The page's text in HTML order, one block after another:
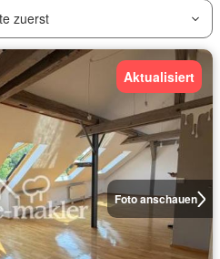
zuerst
Foto anschauen
Aktualisiert